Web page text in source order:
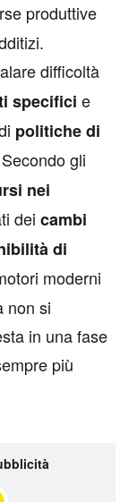
produttive
difficoltà
specifici e
politiche di
gli
nei
dei cambi
di
moderni
non si
in una fase
più